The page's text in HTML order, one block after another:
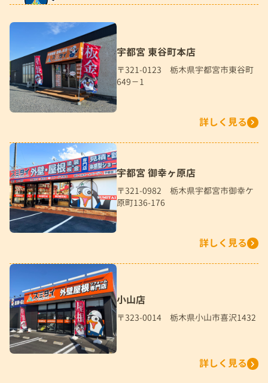
宇都宮 東谷町本店
〒321-0123 栃木県宇都宮市東谷町
649－1
詳しく見る
宇都宮 御幸ヶ原店
〒321-0982 栃木県宇都宮市御幸ケ
原町136-176
詳しく見る
小山店
〒323-0014 栃木県小山市喜沢1432
詳しく見る